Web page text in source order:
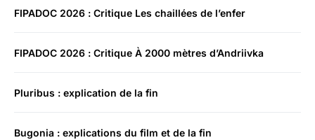
FIPADOC 2026 : Critique Les chaillées de l’enfer
FIPADOC 2026 : Critique À 2000 mètres d’Andriivka
Pluribus : explication de la fin
Bugonia : explications du film et de la fin